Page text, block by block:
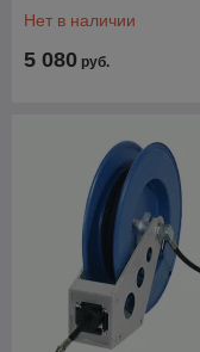
Нет в наличии
5 080 руб.